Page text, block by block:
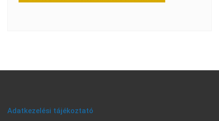
Adatkezelési tájékoztató